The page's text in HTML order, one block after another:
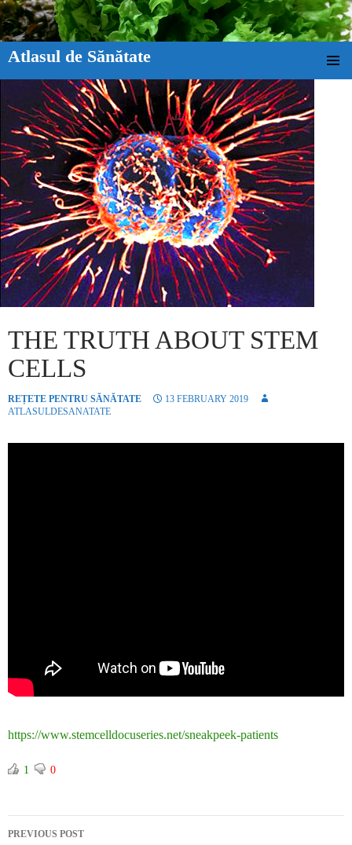
Atlasul de Sănătate
THE TRUTH ABOUT STEM
CELLS
REȚETE PENTRU SĂNĂTATE
13 FEBRUARY 2019
ATLASULDESANATATE
https://www.stemcelldocuseries.net/sneakpeek-patients
1 0
PREVIOUS POST